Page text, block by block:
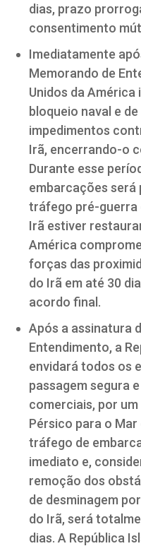
dias, prazo
consentimento
Imediatamente
Memorando de
Unidos da
bloqueio naval e
impedimentos
Irã, encerrando-o
Durante esse
embarcações será
tráfego pré-guerra
Irã estiver
América
forças das
do Irã em até 30
acordo final.
Após a assinatura
Entendimento, a
envidará todos os
passagem segura
comerciais, por
Pérsico para o Mar
tráfego de
imediato e,
remoção dos
de desminagem
do Irã, será
dias. A República